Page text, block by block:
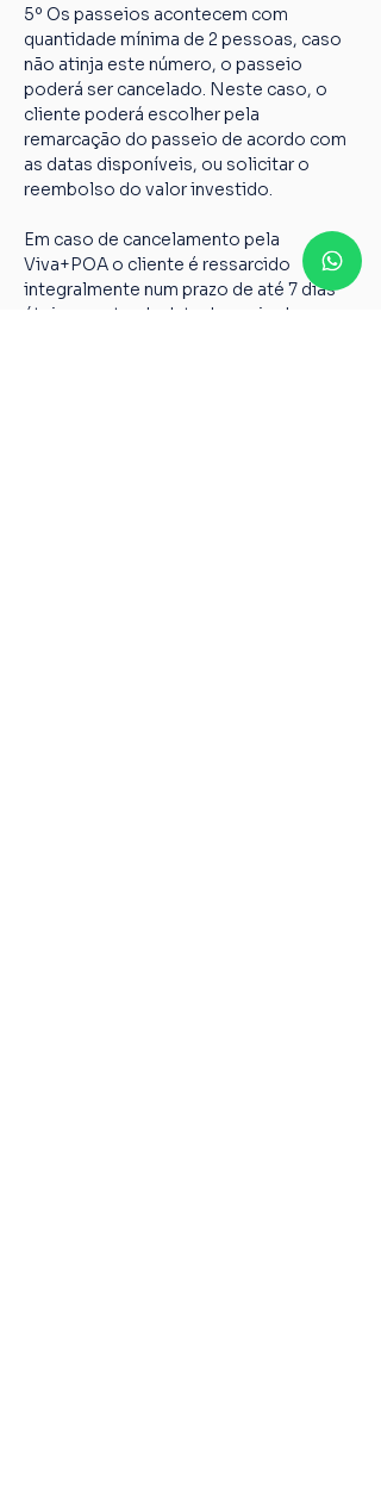
5º Os passeios acontecem com
quantidade mínima de 2 pessoas, caso
não atinja este número, o passeio
poderá ser cancelado. Neste caso, o
cliente poderá escolher pela
remarcação do passeio de acordo com
as datas disponíveis, ou solicitar o
reembolso do valor investido.
Em caso de cancelamento pela
Viva+POA o cliente é ressarcido
integralmente num prazo de até 7 dias
úteis a contar da data de envio dos